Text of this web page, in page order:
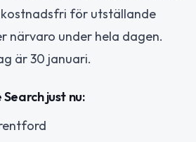
kostnadsfri för utställande
närvaro under hela dagen.
är 30 januari.
just nu: